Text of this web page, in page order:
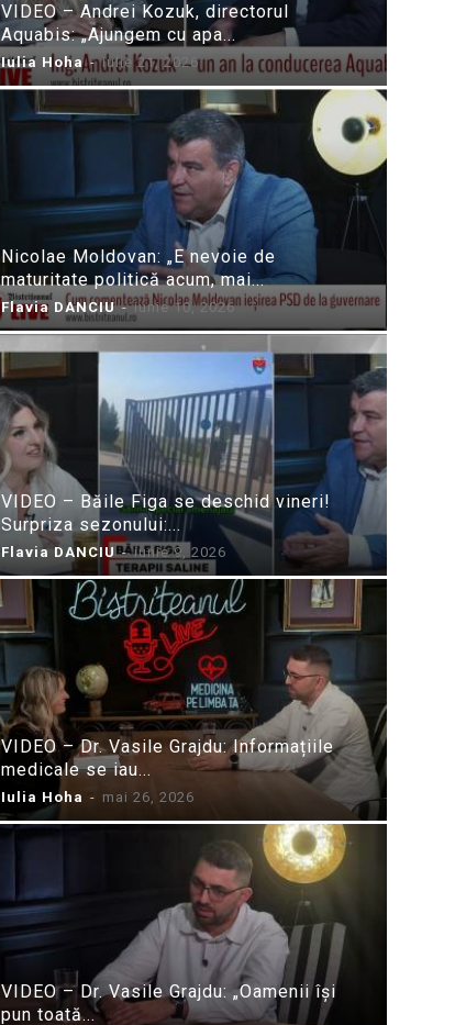
VIDEO – Andrei Kozuk, directorul
Aquabis: „Ajungem cu apa...
Iulia Hoha - iulie 21, 2026
Nicolae Moldovan: „E nevoie de
maturitate politică acum, mai...
Flavia DANCIU - iunie 10, 2026
VIDEO – Băile Figa se deschid vineri!
Surpriza sezonului:...
Flavia DANCIU - iunie 9, 2026
VIDEO – Dr. Vasile Grajdu: Informațiile
medicale se iau...
Iulia Hoha - mai 26, 2026
VIDEO – Dr. Vasile Grajdu: „Oamenii își
pun toată...